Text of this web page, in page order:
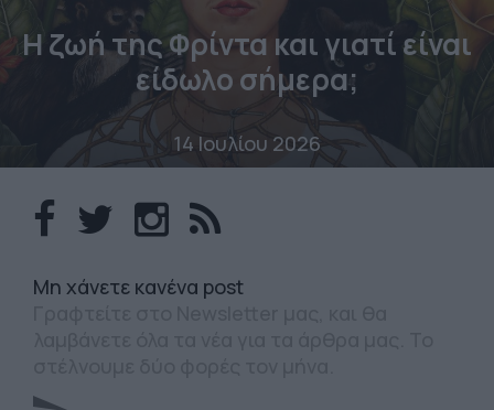
Η ζωή της Φρίντα και γιατί είναι
είδωλο σήμερα;
14 Ιουλίου 2026
Mη χάνετε κανένα post